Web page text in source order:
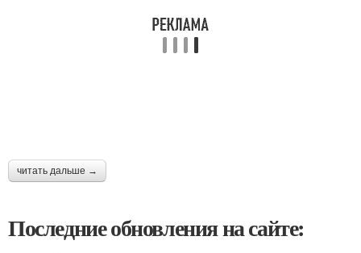
читать дальше →
Последние обновления на сайте: